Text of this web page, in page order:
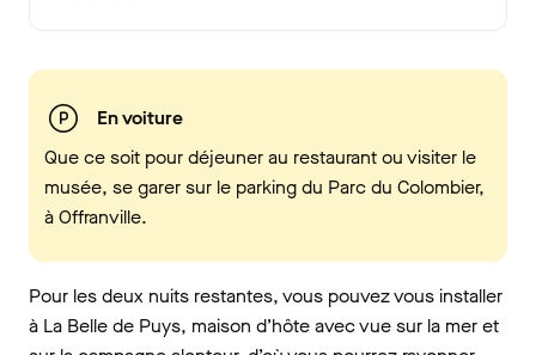
En voiture
Que ce soit pour déjeuner au restaurant ou visiter le
musée, se garer sur le parking du Parc du Colombier,
à Offranville.
Pour les deux nuits restantes, vous pouvez vous installer
à La Belle de Puys, maison d’hôte avec vue sur la mer et